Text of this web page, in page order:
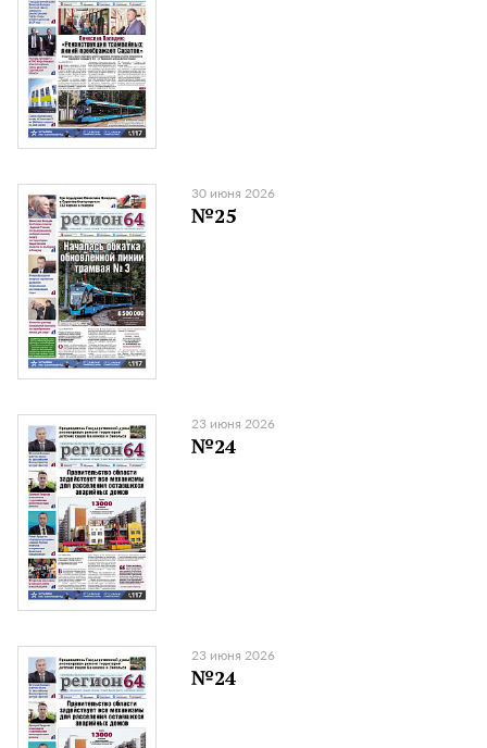
30 июня 2026
№25
23 июня 2026
№24
23 июня 2026
№24